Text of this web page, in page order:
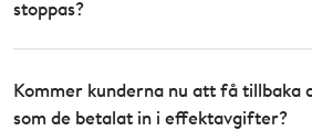
stoppas?
Kommer kunderna nu att få tillbaka
som de betalat in i effektavgifter?